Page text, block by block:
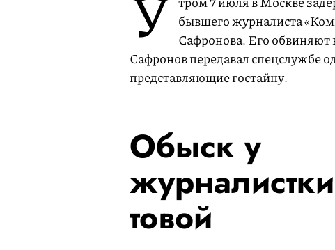
бывшего журналиста
Сафронова. Его обвиняют
Сафронов передавал спецслужбе
представляющие гостайну.
Обыск у
товой